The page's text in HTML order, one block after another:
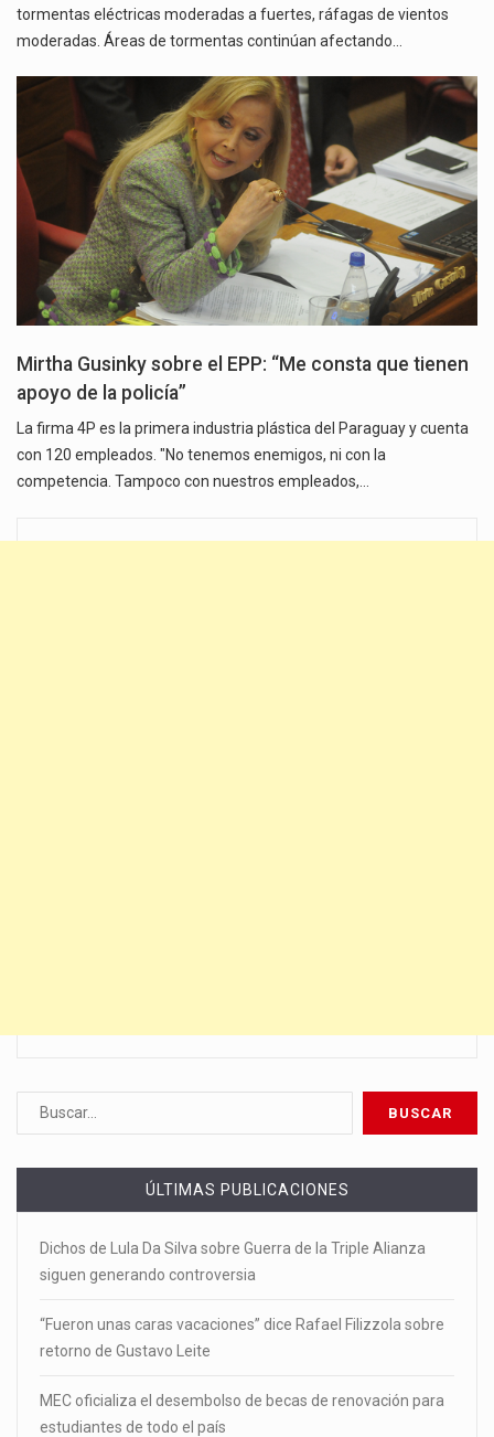
tormentas eléctricas moderadas a fuertes, ráfagas de vientos
moderadas. Áreas de tormentas continúan afectando…
Mirtha Gusinky sobre el EPP: “Me consta que tienen
apoyo de la policía”
La firma 4P es la primera industria plástica del Paraguay y cuenta
con 120 empleados. "No tenemos enemigos, ni con la
competencia. Tampoco con nuestros empleados,…
ÚLTIMAS PUBLICACIONES
Dichos de Lula Da Silva sobre Guerra de la Triple Alianza
siguen generando controversia
“Fueron unas caras vacaciones” dice Rafael Filizzola sobre
retorno de Gustavo Leite
MEC oficializa el desembolso de becas de renovación para
estudiantes de todo el país